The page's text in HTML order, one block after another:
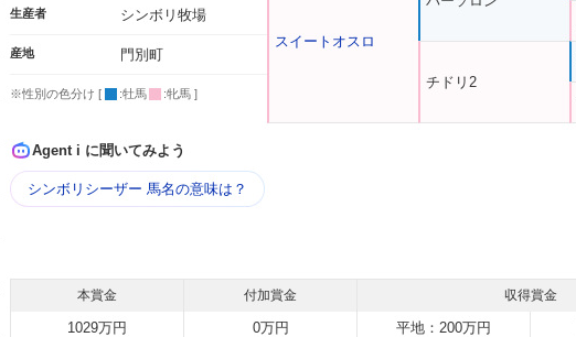
生産者 シンボリ牧場
産地 門別町
※性別の色分け [ :牡馬 :牝馬 ]
スイートオスロ
チドリ2
Agent i に聞いてみよう
シンボリシーザー 馬名の意味は？
本賞金 付加賞金 収得賞金
1029万円 0万円 平地：200万円